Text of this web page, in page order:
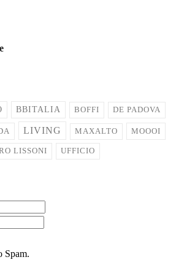
BBITALIA BOFFI DE PADOVA
LIVING MAXALTO MOOOI
LISSONI UFFICIO
Spam.